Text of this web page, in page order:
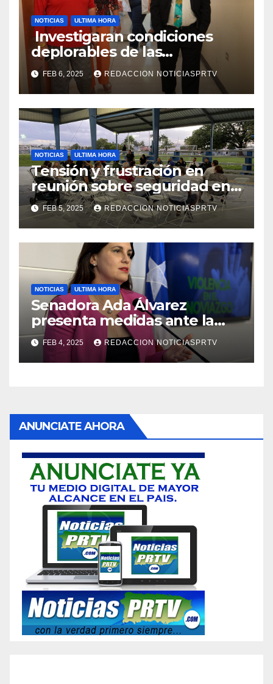
NOTICIAS ULTIMA HORA
Investigaran condiciones
deplorables de las
facilidades el Departamento
de la Salud en Mayagüez
FEB 6, 2025 REDACCION NOTICIASPRTV
NOTICIAS ULTIMA HORA
Tensión y frustración en
reunión sobre seguridad en
Reparto Metropolitano
FEB 5, 2025 REDACCION NOTICIASPRTV
NOTICIAS ULTIMA HORA
Senadora Ada Álvarez
presenta medidas ante la
violencia en el noviazgo
FEB 4, 2025 REDACCION NOTICIASPRTV
ANUNCIATE AHORA